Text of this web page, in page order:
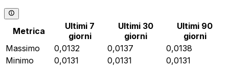
Metrica
Ultimi 7
giorni
Ultimi 30
giorni
Ultimi 90
giorni
Massimo
0,0132 0,0137
0,0138
Minimo
0,0131 0,0131
0,0131